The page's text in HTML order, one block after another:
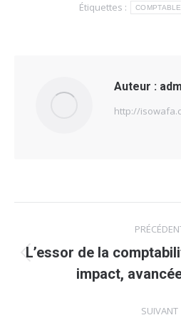
Étiquettes :
Auteur :
http://
article
L’essor de la
impact,
SUIVANT